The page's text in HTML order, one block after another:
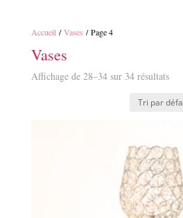
Accueil /Vases / Page 4
Vases
Affichage de 28–34 sur 34 résultats